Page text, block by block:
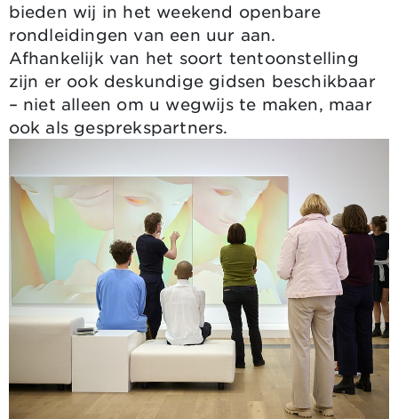
bieden wij in het weekend openbare
rondleidingen van een uur aan.
Afhankelijk van het soort tentoonstelling
zijn er ook deskundige gidsen beschikbaar
– niet alleen om u wegwijs te maken, maar
ook als gesprekspartners.